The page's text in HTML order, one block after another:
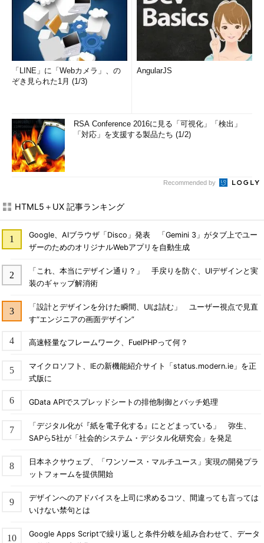
「LINE」に「Webカメラ」、の
ぞき見られた1月 (1/3)
AngularJS
RSA Conference 2016に見る「可視化」「検出」
「対応」を支援する製品たち (1/2)
Recommended by
HTML5＋UX 記事ランキング
Google、AIブラウザ「Disco」発表 「Gemini 3」がタブ上でユー
ザーのためのオリジナルWebアプリを自動生成
「これ、本当にデザイン通り？」 手戻りを防ぐ、UIデザインと実
装のギャップ解消術
「設計とデザインを分けた瞬間、UIは詰む」 ユーザー視点で見直
す“エンジニアの画面デザイン”
高速軽量なフレームワーク、FuelPHPって何？
マイクロソフト、IEの新機能紹介サイト「status.modern.ie」を正
式版に
GData APIでスプレッドシートの排他制御とバッチ処理
「デジタル化が『紙を電子化する』にとどまっている」 弥生、
SAPら5社が「社会的システム・デジタル化研究会」を発足
日本ネクサウェブ、「ワンソース・マルチユース」実現の開発プラ
ットフォームを提供開始
デザインへのアドバイスを上司に求めるコツ、間違っても言っては
いけない禁句とは
Google Apps Scriptで繰り返しと条件分岐を組み合わせて、データ